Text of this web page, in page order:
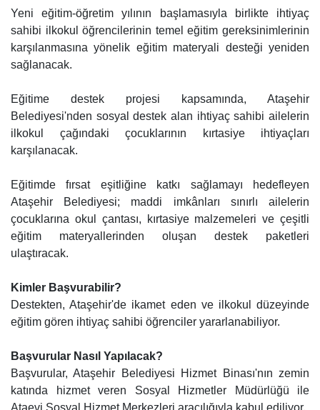
Yeni eğitim-öğretim yılının başlamasıyla birlikte ihtiyaç
sahibi ilkokul öğrencilerinin temel eğitim gereksinimlerinin
karşılanmasına yönelik eğitim materyali desteği yeniden
sağlanacak.
Eğitime destek projesi kapsamında, Ataşehir
Belediyesi'nden sosyal destek alan ihtiyaç sahibi ailelerin
ilkokul çağındaki çocuklarının kırtasiye ihtiyaçları
karşılanacak.
Eğitimde fırsat eşitliğine katkı sağlamayı hedefleyen
Ataşehir Belediyesi; maddi imkânları sınırlı ailelerin
çocuklarına okul çantası, kırtasiye malzemeleri ve çeşitli
eğitim materyallerinden oluşan destek paketleri
ulaştıracak.
Kimler Başvurabilir?
Destekten, Ataşehir'de ikamet eden ve ilkokul düzeyinde
eğitim gören ihtiyaç sahibi öğrenciler yararlanabiliyor.
Başvurular Nasıl Yapılacak?
Başvurular, Ataşehir Belediyesi Hizmet Binası'nın zemin
katında hizmet veren Sosyal Hizmetler Müdürlüğü ile
Ataevi Sosyal Hizmet Merkezleri aracılığıyla kabul ediliyor.